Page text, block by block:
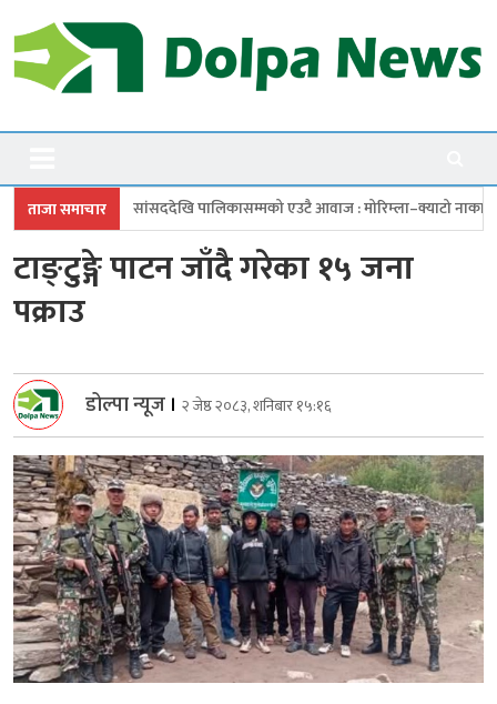
to
content
Dolpanews
ताजा समाचार
पालिकासम्मको एउटै आवाज : मोरिम्ला–क्याटो नाका तत्काल खोल चारबुँदे
टाङ्टुङ्गे पाटन जाँदै गरेका १५ जना
पक्राउ
डोल्पा न्यूज । २ जेष्ठ २०८३, शनिबार १५:१६